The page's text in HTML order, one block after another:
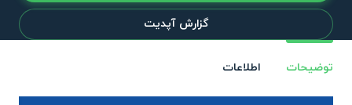
گزارش آپدیت
توضیحات اطلاعات